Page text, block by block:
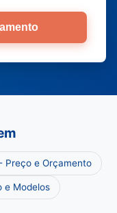
Preço e Orçamento
e Modelos